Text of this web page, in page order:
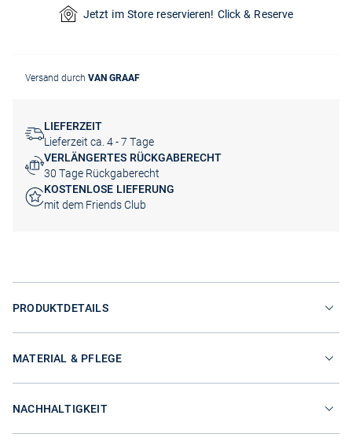
Jetzt im Store reservieren! Click & Reserve
Versand durch VAN GRAAF
LIEFERZEIT
Lieferzeit ca. 4 - 7 Tage
VERLÄNGERTES RÜCKGABERECHT
30 Tage Rückgaberecht
KOSTENLOSE LIEFERUNG
mit dem Friends Club
PRODUKTDETAILS
MATERIAL & PFLEGE
NACHHALTIGKEIT